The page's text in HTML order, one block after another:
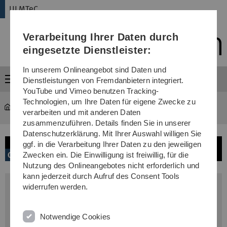
Direkt
Direkt
Direkt
(Sprache,
Drucken,
Media)
Direkt
Direkt
ULMTeC
Menü
Experimental Human MRI
Leitung Safranberg
Tel: 0731 500 64499
Verarbeitung Ihrer Daten durch
eingesetzte Dienstleister:
In unserem Onlineangebot sind Daten und
Dienstleistungen von Fremdanbietern integriert.
YouTube und Vimeo benutzen Tracking-
Technologien, um Ihre Daten für eigene Zwecke zu
verarbeiten und mit anderen Daten
zusammenzuführen. Details finden Sie in unserer
Datenschutzerklärung. Mit Ihrer Auswahl willigen Sie
ggf. in die Verarbeitung Ihrer Daten zu den jeweiligen
Zwecken ein. Die Einwilligung ist freiwillig, für die
Nutzung des Onlineangebotes nicht erforderlich und
kann jederzeit durch Aufruf des Consent Tools
widerrufen werden.
Notwendige Cookies